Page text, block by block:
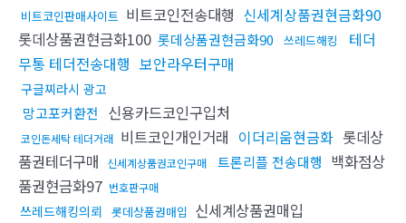
비트코인판매사이트 비트코인전송대행 신세계상품권현금화90
롯데상품권현금화100 롯데상품권현금화90 쓰레드해킹
테더
무통 테더전송대행 보안라우터구매
구글찌라시 광고
망고포커환전 신용카드코인구입처
코인돈세탁 테더거래 비트코인개인거래 이더리움현금화 롯데상
품권테더구매
신세계상품권코인구매 트론리플 전송대행 백화점상
품권현금화97 번호판구매
쓰레드해킹의뢰 롯데상품권매입 신세계상품권매입